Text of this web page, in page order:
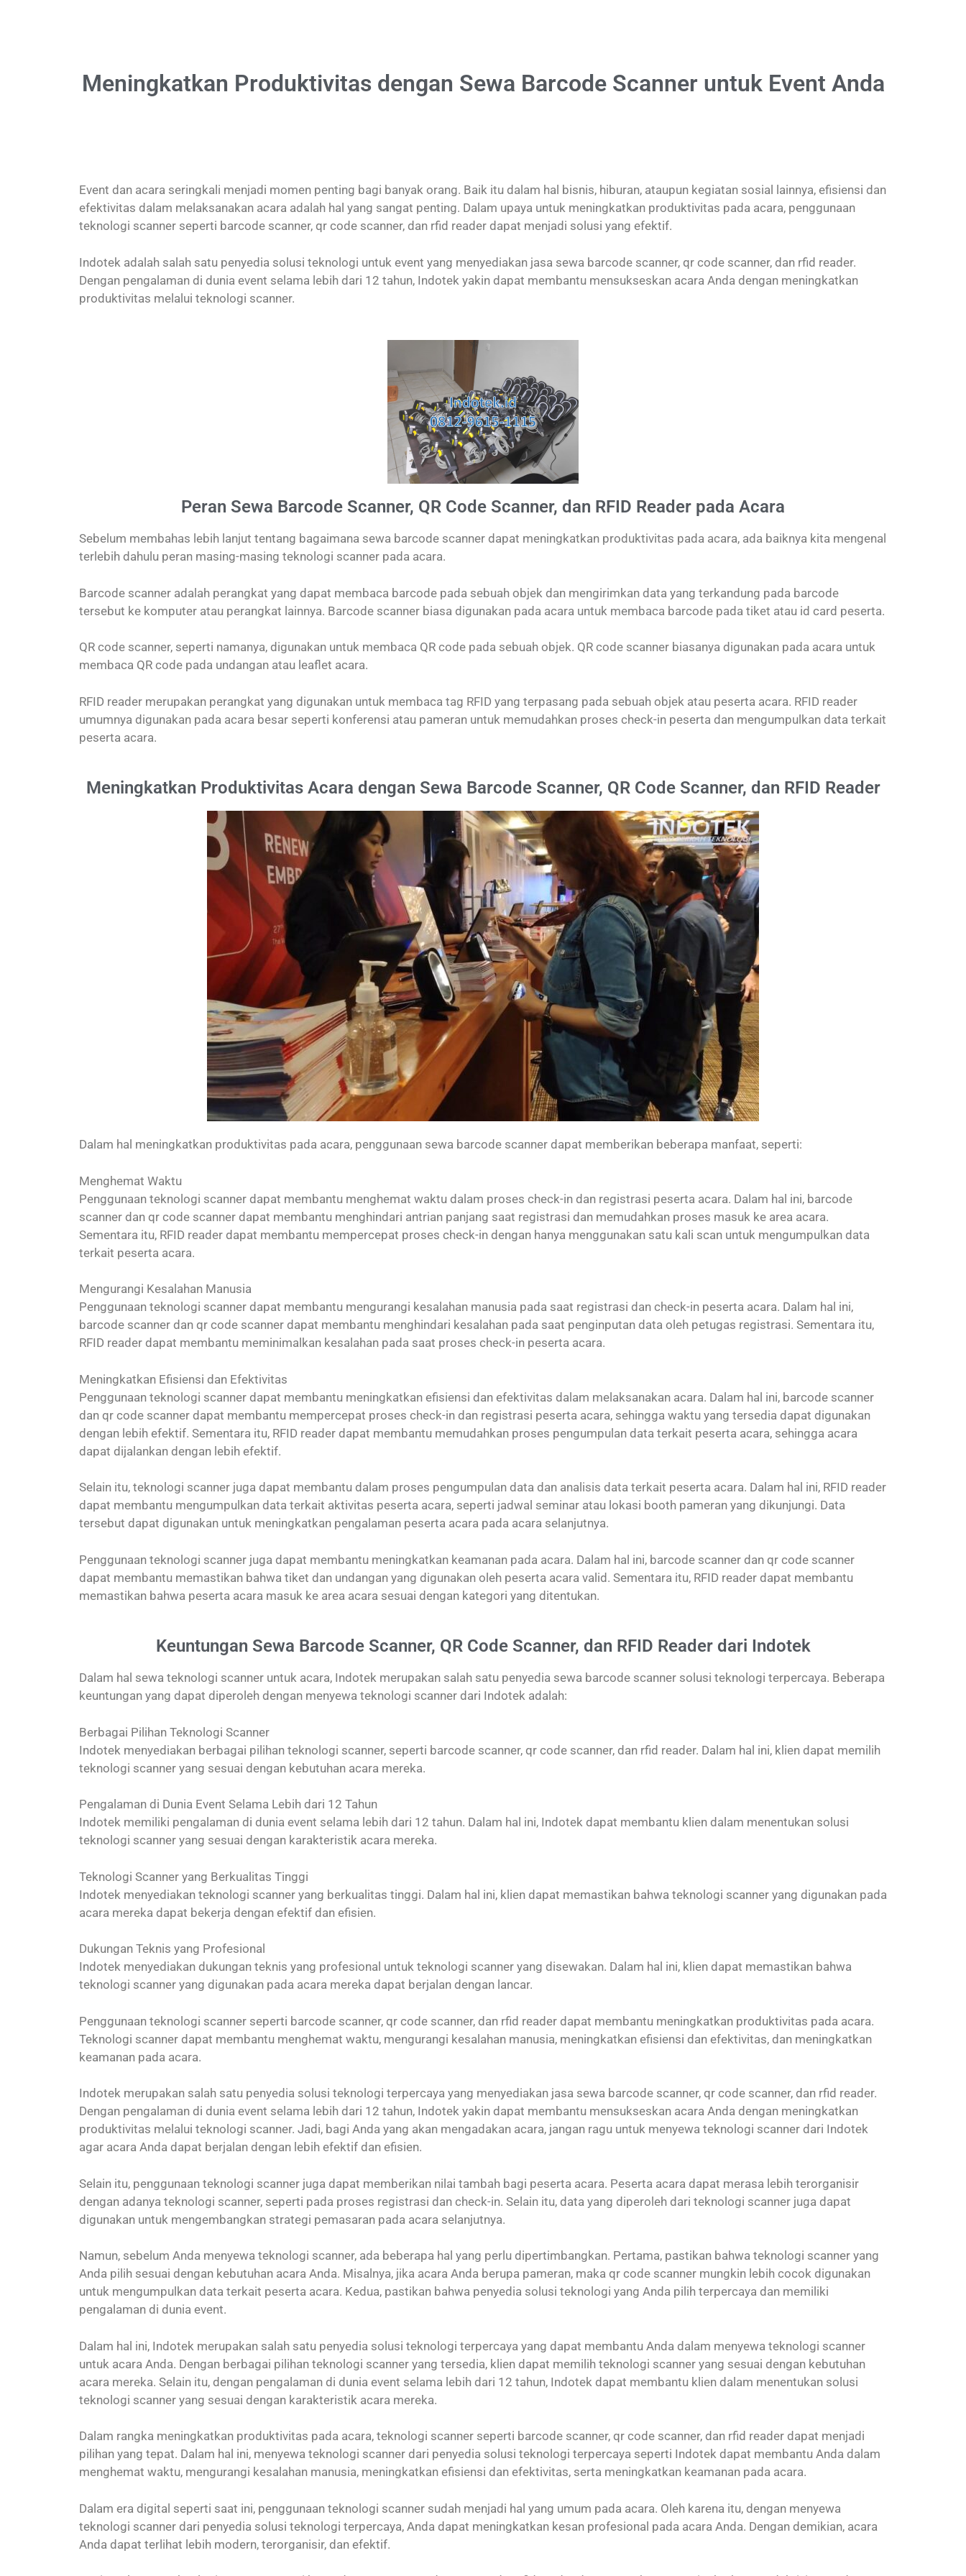
Meningkatkan Produktivitas dengan Sewa Barcode Scanner untuk Event Anda
Event dan acara seringkali menjadi momen penting bagi banyak orang. Baik itu dalam hal bisnis, hiburan, ataupun kegiatan sosial lainnya, efisiensi dan
efektivitas dalam melaksanakan acara adalah hal yang sangat penting. Dalam upaya untuk meningkatkan produktivitas pada acara, penggunaan
teknologi scanner seperti barcode scanner, qr code scanner, dan rfid reader dapat menjadi solusi yang efektif.
Indotek adalah salah satu penyedia solusi teknologi untuk event yang menyediakan jasa sewa barcode scanner, qr code scanner, dan rfid reader.
Dengan pengalaman di dunia event selama lebih dari 12 tahun, Indotek yakin dapat membantu mensukseskan acara Anda dengan meningkatkan
produktivitas melalui teknologi scanner.
Peran Sewa Barcode Scanner, QR Code Scanner, dan RFID Reader pada Acara
Sebelum membahas lebih lanjut tentang bagaimana sewa barcode scanner dapat meningkatkan produktivitas pada acara, ada baiknya kita mengenal
terlebih dahulu peran masing-masing teknologi scanner pada acara.
Barcode scanner adalah perangkat yang dapat membaca barcode pada sebuah objek dan mengirimkan data yang terkandung pada barcode
tersebut ke komputer atau perangkat lainnya. Barcode scanner biasa digunakan pada acara untuk membaca barcode pada tiket atau id card peserta.
QR code scanner, seperti namanya, digunakan untuk membaca QR code pada sebuah objek. QR code scanner biasanya digunakan pada acara untuk
membaca QR code pada undangan atau leaflet acara.
RFID reader merupakan perangkat yang digunakan untuk membaca tag RFID yang terpasang pada sebuah objek atau peserta acara. RFID reader
umumnya digunakan pada acara besar seperti konferensi atau pameran untuk memudahkan proses check-in peserta dan mengumpulkan data terkait
peserta acara.
Meningkatkan Produktivitas Acara dengan Sewa Barcode Scanner, QR Code Scanner, dan RFID Reader
Dalam hal meningkatkan produktivitas pada acara, penggunaan sewa barcode scanner dapat memberikan beberapa manfaat, seperti:
Menghemat Waktu
Penggunaan teknologi scanner dapat membantu menghemat waktu dalam proses check-in dan registrasi peserta acara. Dalam hal ini, barcode
scanner dan qr code scanner dapat membantu menghindari antrian panjang saat registrasi dan memudahkan proses masuk ke area acara.
Sementara itu, RFID reader dapat membantu mempercepat proses check-in dengan hanya menggunakan satu kali scan untuk mengumpulkan data
terkait peserta acara.
Mengurangi Kesalahan Manusia
Penggunaan teknologi scanner dapat membantu mengurangi kesalahan manusia pada saat registrasi dan check-in peserta acara. Dalam hal ini,
barcode scanner dan qr code scanner dapat membantu menghindari kesalahan pada saat penginputan data oleh petugas registrasi. Sementara itu,
RFID reader dapat membantu meminimalkan kesalahan pada saat proses check-in peserta acara.
Meningkatkan Efisiensi dan Efektivitas
Penggunaan teknologi scanner dapat membantu meningkatkan efisiensi dan efektivitas dalam melaksanakan acara. Dalam hal ini, barcode scanner
dan qr code scanner dapat membantu mempercepat proses check-in dan registrasi peserta acara, sehingga waktu yang tersedia dapat digunakan
dengan lebih efektif. Sementara itu, RFID reader dapat membantu memudahkan proses pengumpulan data terkait peserta acara, sehingga acara
dapat dijalankan dengan lebih efektif.
Selain itu, teknologi scanner juga dapat membantu dalam proses pengumpulan data dan analisis data terkait peserta acara. Dalam hal ini, RFID reader
dapat membantu mengumpulkan data terkait aktivitas peserta acara, seperti jadwal seminar atau lokasi booth pameran yang dikunjungi. Data
tersebut dapat digunakan untuk meningkatkan pengalaman peserta acara pada acara selanjutnya.
Penggunaan teknologi scanner juga dapat membantu meningkatkan keamanan pada acara. Dalam hal ini, barcode scanner dan qr code scanner
dapat membantu memastikan bahwa tiket dan undangan yang digunakan oleh peserta acara valid. Sementara itu, RFID reader dapat membantu
memastikan bahwa peserta acara masuk ke area acara sesuai dengan kategori yang ditentukan.
Keuntungan Sewa Barcode Scanner, QR Code Scanner, dan RFID Reader dari Indotek
Dalam hal sewa teknologi scanner untuk acara, Indotek merupakan salah satu penyedia sewa barcode scanner solusi teknologi terpercaya. Beberapa
keuntungan yang dapat diperoleh dengan menyewa teknologi scanner dari Indotek adalah:
Berbagai Pilihan Teknologi Scanner
Indotek menyediakan berbagai pilihan teknologi scanner, seperti barcode scanner, qr code scanner, dan rfid reader. Dalam hal ini, klien dapat memilih
teknologi scanner yang sesuai dengan kebutuhan acara mereka.
Pengalaman di Dunia Event Selama Lebih dari 12 Tahun
Indotek memiliki pengalaman di dunia event selama lebih dari 12 tahun. Dalam hal ini, Indotek dapat membantu klien dalam menentukan solusi
teknologi scanner yang sesuai dengan karakteristik acara mereka.
Teknologi Scanner yang Berkualitas Tinggi
Indotek menyediakan teknologi scanner yang berkualitas tinggi. Dalam hal ini, klien dapat memastikan bahwa teknologi scanner yang digunakan pada
acara mereka dapat bekerja dengan efektif dan efisien.
Dukungan Teknis yang Profesional
Indotek menyediakan dukungan teknis yang profesional untuk teknologi scanner yang disewakan. Dalam hal ini, klien dapat memastikan bahwa
teknologi scanner yang digunakan pada acara mereka dapat berjalan dengan lancar.
Penggunaan teknologi scanner seperti barcode scanner, qr code scanner, dan rfid reader dapat membantu meningkatkan produktivitas pada acara.
Teknologi scanner dapat membantu menghemat waktu, mengurangi kesalahan manusia, meningkatkan efisiensi dan efektivitas, dan meningkatkan
keamanan pada acara.
Indotek merupakan salah satu penyedia solusi teknologi terpercaya yang menyediakan jasa sewa barcode scanner, qr code scanner, dan rfid reader.
Dengan pengalaman di dunia event selama lebih dari 12 tahun, Indotek yakin dapat membantu mensukseskan acara Anda dengan meningkatkan
produktivitas melalui teknologi scanner. Jadi, bagi Anda yang akan mengadakan acara, jangan ragu untuk menyewa teknologi scanner dari Indotek
agar acara Anda dapat berjalan dengan lebih efektif dan efisien.
Selain itu, penggunaan teknologi scanner juga dapat memberikan nilai tambah bagi peserta acara. Peserta acara dapat merasa lebih terorganisir
dengan adanya teknologi scanner, seperti pada proses registrasi dan check-in. Selain itu, data yang diperoleh dari teknologi scanner juga dapat
digunakan untuk mengembangkan strategi pemasaran pada acara selanjutnya.
Namun, sebelum Anda menyewa teknologi scanner, ada beberapa hal yang perlu dipertimbangkan. Pertama, pastikan bahwa teknologi scanner yang
Anda pilih sesuai dengan kebutuhan acara Anda. Misalnya, jika acara Anda berupa pameran, maka qr code scanner mungkin lebih cocok digunakan
untuk mengumpulkan data terkait peserta acara. Kedua, pastikan bahwa penyedia solusi teknologi yang Anda pilih terpercaya dan memiliki
pengalaman di dunia event.
Dalam hal ini, Indotek merupakan salah satu penyedia solusi teknologi terpercaya yang dapat membantu Anda dalam menyewa teknologi scanner
untuk acara Anda. Dengan berbagai pilihan teknologi scanner yang tersedia, klien dapat memilih teknologi scanner yang sesuai dengan kebutuhan
acara mereka. Selain itu, dengan pengalaman di dunia event selama lebih dari 12 tahun, Indotek dapat membantu klien dalam menentukan solusi
teknologi scanner yang sesuai dengan karakteristik acara mereka.
Dalam rangka meningkatkan produktivitas pada acara, teknologi scanner seperti barcode scanner, qr code scanner, dan rfid reader dapat menjadi
pilihan yang tepat. Dalam hal ini, menyewa teknologi scanner dari penyedia solusi teknologi terpercaya seperti Indotek dapat membantu Anda dalam
menghemat waktu, mengurangi kesalahan manusia, meningkatkan efisiensi dan efektivitas, serta meningkatkan keamanan pada acara.
Dalam era digital seperti saat ini, penggunaan teknologi scanner sudah menjadi hal yang umum pada acara. Oleh karena itu, dengan menyewa
teknologi scanner dari penyedia solusi teknologi terpercaya, Anda dapat meningkatkan kesan profesional pada acara Anda. Dengan demikian, acara
Anda dapat terlihat lebih modern, terorganisir, dan efektif.